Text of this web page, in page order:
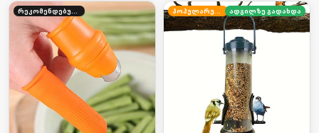
ადგილზე გადახდა